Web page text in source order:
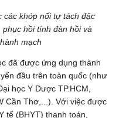
các khớp nối tự tách đặc
hồi tính đàn hồi và
mạch
đã được ứng dụng thành
đầu trên toàn quốc (như
học Y Dược TP.HCM,
Cần Thơ,...). Với việc được
tế (BHYT) thanh toán,